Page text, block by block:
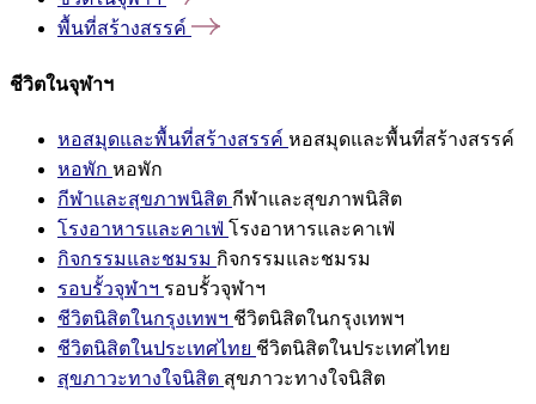
พื้นที่สร้างสรรค์
ชีวิตในจุฬาฯ
หอสมุดและพื้นที่สร้างสรรค์ หอสมุดและพื้นที่สร้างสรรค์
หอพัก หอพัก
กีฬาและสุขภาพนิสิต กีฬาและสุขภาพนิสิต
โรงอาหารและคาเฟ่ โรงอาหารและคาเฟ่
กิจกรรมและชมรม กิจกรรมและชมรม
รอบรั้วจุฬาฯ รอบรั้วจุฬาฯ
ชีวิตนิสิตในกรุงเทพฯ ชีวิตนิสิตในกรุงเทพฯ
ชีวิตนิสิตในประเทศไทย ชีวิตนิสิตในประเทศไทย
สุขภาวะทางใจนิสิต สุขภาวะทางใจนิสิต